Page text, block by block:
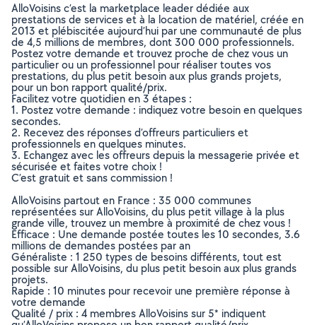
AlloVoisins c’est la marketplace leader dédiée aux
prestations de services et à la location de matériel, créée en
2013 et plébiscitée aujourd’hui par une communauté de plus
de 4,5 millions de membres, dont 300 000 professionnels.
Postez votre demande et trouvez proche de chez vous un
particulier ou un professionnel pour réaliser toutes vos
prestations, du plus petit besoin aux plus grands projets,
pour un bon rapport qualité/prix.
Facilitez votre quotidien en 3 étapes :
1. Postez votre demande : indiquez votre besoin en quelques
secondes.
2. Recevez des réponses d’offreurs particuliers et
professionnels en quelques minutes.
3. Echangez avec les offreurs depuis la messagerie privée et
sécurisée et faites votre choix !
C’est gratuit et sans commission !
AlloVoisins partout en France : 35 000 communes
représentées sur AlloVoisins, du plus petit village à la plus
grande ville, trouvez un membre à proximité de chez vous !
Efficace : Une demande postée toutes les 10 secondes, 3.6
millions de demandes postées par an
Généraliste : 1 250 types de besoins différents, tout est
possible sur AlloVoisins, du plus petit besoin aux plus grands
projets.
Rapide : 10 minutes pour recevoir une première réponse à
votre demande
Qualité / prix : 4 membres AlloVoisins sur 5* indiquent